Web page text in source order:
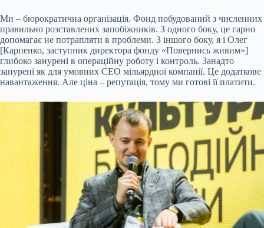
Ми – бюрократична організація. Фонд побудований з численних
правильно розставлених запобіжників. З одного боку, це гарно
допомагає не потрапляти в проблеми. З іншого боку, я і Олег
[Карпенко, заступник директора фонду «Повернись живим»]
глибоко занурені в операційну роботу і контроль. Занадто
занурені як для умовних СЕО мільярдної компанії. Це додаткове
навантаження. Але ціна – репутація, тому ми готові її платити.